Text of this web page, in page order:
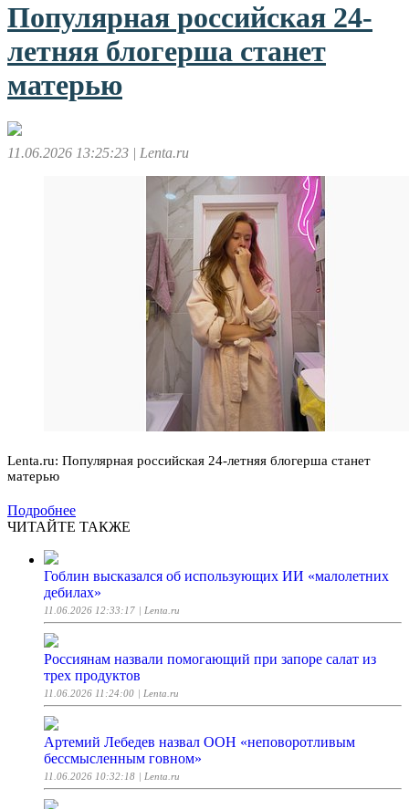
Популярная российская 24-
летняя блогерша станет
матерью
11.06.2026 13:25:23 | Lenta.ru
Lenta.ru: Популярная российская 24-летняя блогерша станет
матерью
Подробнее
ЧИТАЙТЕ ТАКЖЕ
Гоблин высказался об использующих ИИ «малолетних
дебилах»
11.06.2026 12:33:17 | Lenta.ru
Россиянам назвали помогающий при запоре салат из
трех продуктов
11.06.2026 11:24:00 | Lenta.ru
Артемий Лебедев назвал ООН «неповоротливым
бессмысленным говном»
11.06.2026 10:32:18 | Lenta.ru